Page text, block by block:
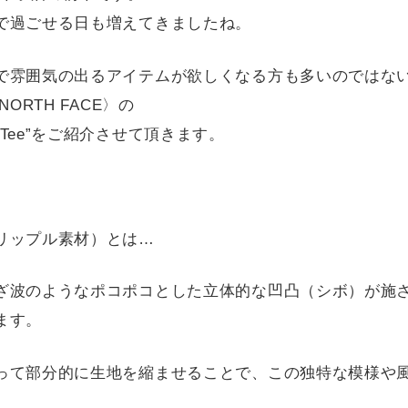
過ごせる日も増えてきましたね。
雰囲気の出るアイテムが欲しくなる方も多いのではな
FACE〉の
をご紹介させて頂きます。
ップル素材）とは…
波のようなポコポコとした立体的な凹凸（シボ）が施
。
て部分的に生地を縮ませることで、この独特な模様や
お知らせ
ギフトラッピング